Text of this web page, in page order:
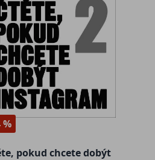
%
pokud chcete dobýt